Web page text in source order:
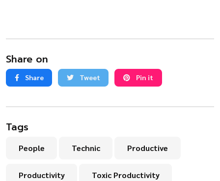
Share on
Share Tweet Pin it
Tags
People Technic Productive
Productivity Toxic Productivity